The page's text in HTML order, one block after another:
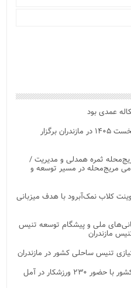
رویدادهای شاخص هنری در نیمه نخست ۱۴۰۵ در مازندران برگزار
ثمره همدلی و مدیریت /
مریج‌محله در مسیر توسعه و
کلاب نمک‌آبرود با هدف میزبانی
ملی و پیشگام توسعه تنیس
مازندران
رقابت‌های کشتی آزاد پیشکسوتان کشور با حضور ۲۳۰ ورزشکار در آمل